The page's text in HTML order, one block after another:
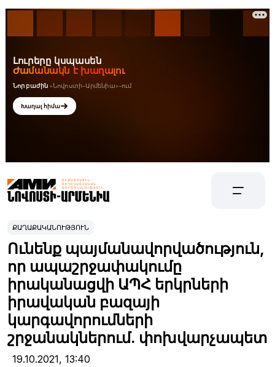
ՔԱՂԱՔԱԿԱՆՈՒԹՅՈՒՆ
Ունենք պայմանավորվածություն,
որ ապաշրջափակումը
իրականացվի ԱՊՀ երկրների
իրավական բազայի
կարգավորումների
շրջանակներում. փոխվարչապետ
19.10.2021, 13:40